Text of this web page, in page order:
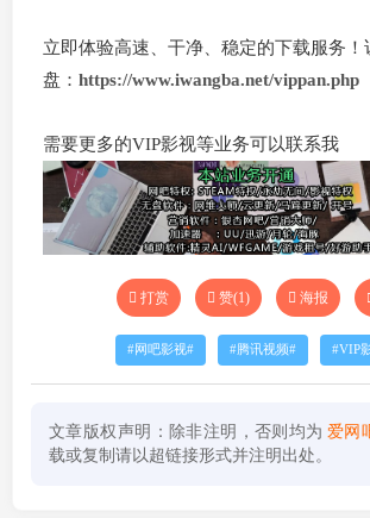
立即体验高速、干净、稳定的下载服务！
盘： https://www.iwangba.net/vippan.php
需要更多的VIP影视等业务可以联系我
打赏 赞(1) 海报
网吧影视 腾讯视频 VIP
文章版权声明：除非注明，否则均为 爱网
载或复制请以超链接形式并注明出处。